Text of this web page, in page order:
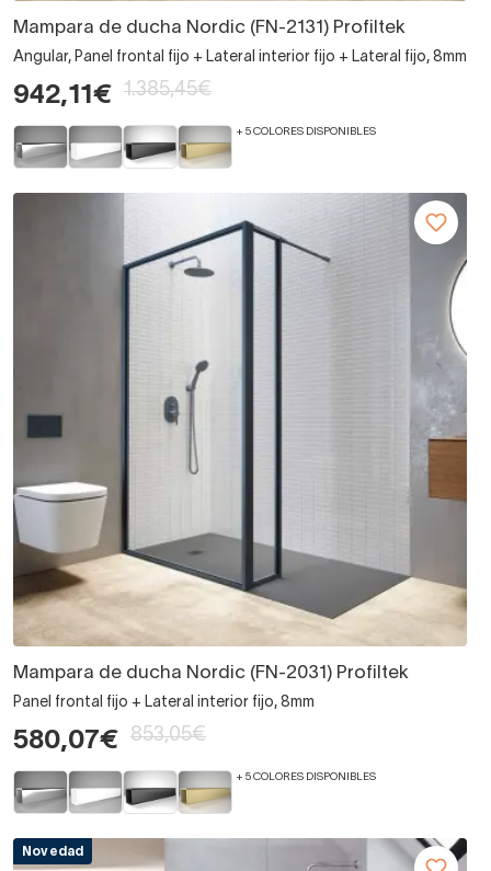
Mampara de ducha Nordic (FN-2131) Profiltek
Angular, Panel frontal fijo + Lateral interior fijo + Lateral fijo, 8mm
942,11€ 1.385,45€
+ 5 COLORES DISPONIBLES
Mampara de ducha Nordic (FN-2031) Profiltek
Panel frontal fijo + Lateral interior fijo, 8mm
580,07€ 853,05€
+ 5 COLORES DISPONIBLES
Novedad